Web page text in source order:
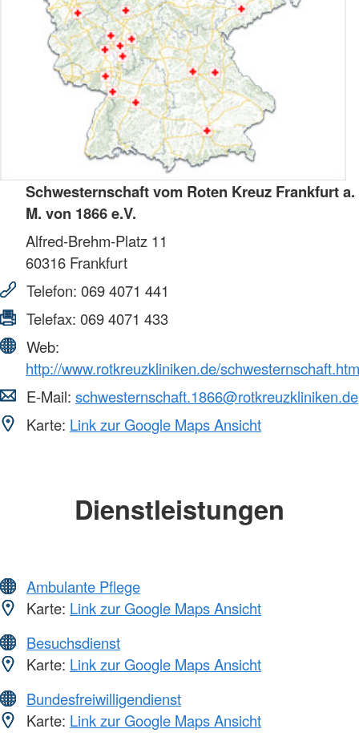
Schwesternschaft vom Roten Kreuz Frankfurt a.
M. von 1866 e.V.
Alfred-Brehm-Platz 11
60316 Frankfurt
Telefon: 069 4071 441
Telefax: 069 4071 433
Web:
http://www.rotkreuzkliniken.de/
E-Mail: schwesternschaft.1866@rotkreuzkliniken.de
Karte: Link zur Google Maps Ansicht
Dienstleistungen
Ambulante Pflege
Karte: Link zur Google Maps Ansicht
Besuchsdienst
Karte: Link zur Google Maps Ansicht
Bundesfreiwilligendienst
Karte: Link zur Google Maps Ansicht